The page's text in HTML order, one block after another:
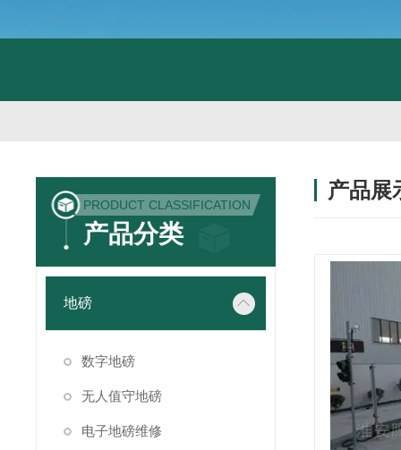
PRODUCT CLASSIFICATION
产品分类
地磅
数字地磅
无人值守地磅
电子地磅维修
产品展